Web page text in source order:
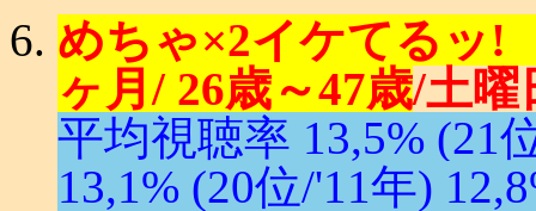
めちゃ×2イケてるッ!
ヶ月/ 26歳～47歳/土曜
平均視聴率 13,5% (21
13,1% (20位/'11年)